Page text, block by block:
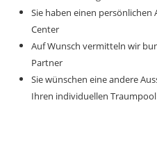
Sie haben einen persönlichen
Center
Auf Wunsch vermitteln wir
Partner
Sie wünschen eine andere
Ihren individuellen Traumpool